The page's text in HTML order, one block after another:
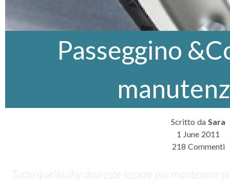
Passeggino
Scritto da Sara
1 June 2011
218 Commenti
Tutto quello che dovreste sapere per mantenere